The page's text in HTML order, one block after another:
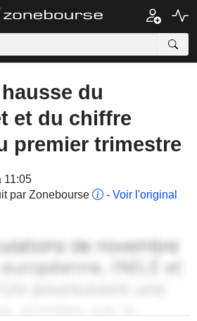
du
et du chiffre
premier trimestre
11:05
par Zonebourse
- Voir l'original